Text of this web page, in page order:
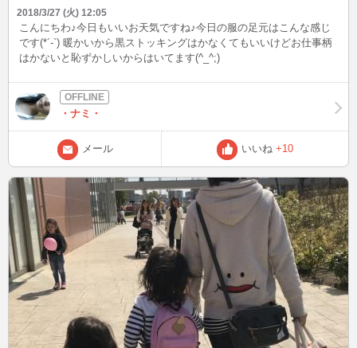
2018/3/27 (火) 12:05
こんにちわ♪今日もいいお天気ですね♪今日の服の足元はこんな感じ
です(*´-`) 暖かいから黒ストッキングはかなくてもいいけどお仕事柄
はかないと恥ずかしいからはいてます(^_^;)
・ナミ・
メール いいね +10